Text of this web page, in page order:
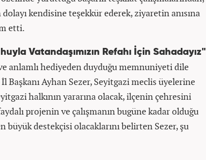
kendisine teşekkür ederek, ziyaretin anısına
etti.
Vatandaşımızın Refahı İçin Sahadayız"
anlamlı hediyeden duyduğu memnuniyeti dile
Başkanı Ayhan Sezer, Seyitgazi meclis üyelerine
halkının yararına olacak, ilçenin çehresini
projenin ve çalışmanın bugüne kadar olduğu
büyük destekçisi olacaklarını belirten Sezer, şu